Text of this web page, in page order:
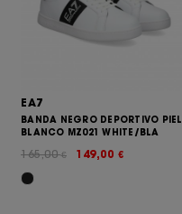
EA7
BANDA NEGRO DEPORTIVO PIEL
BLANCO MZ021 WHITE/BLA
149,00 €
165,00€